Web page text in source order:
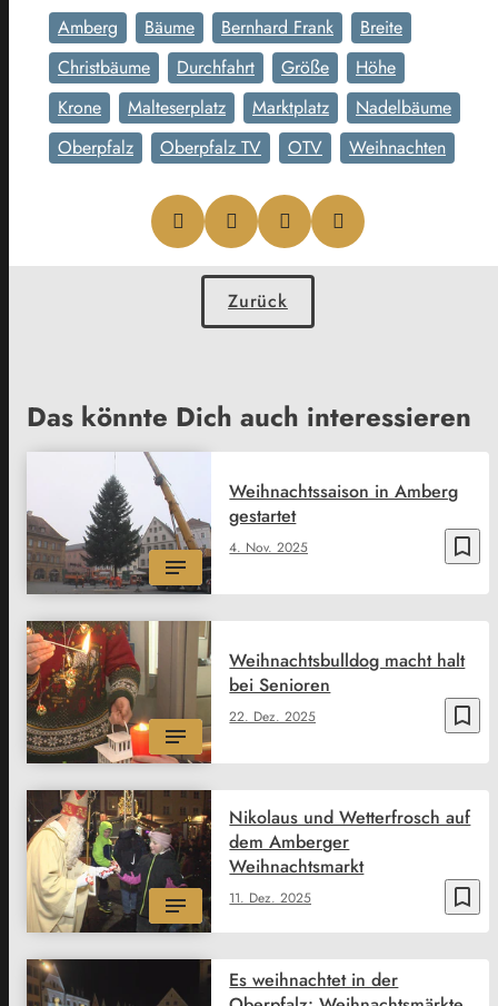
Amberg Bäume Bernhard Frank
Breite
Christbäume
Durchfahrt Größe
Höhe
Krone
Malteserplatz Marktplatz
Nadelbäume
Oberpfalz
Oberpfalz TV OTV Weihnachten
Zurück
Das könnte Dich auch interessieren
bookmark_border
4. Nov. 2025
Weihnachtssaison in Amberg
gestartet
bookmark_border
22. Dez. 2025
Weihnachtsbulldog macht halt
bei Senioren
bookmark_border
11. Dez. 2025
Nikolaus und Wetterfrosch auf
dem Amberger
Weihnachtsmarkt
Es weihnachtet in der